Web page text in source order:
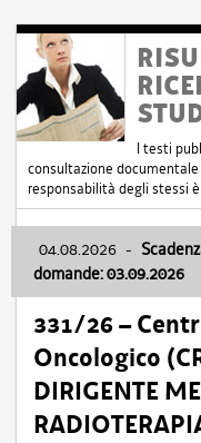
I testi
consultazione
responsabilità degli stessi
04.08.2026 -
domande: 03.09.2026
331/26 –
Oncologico
DIRIGENTE